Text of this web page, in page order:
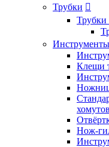
Трубки 
Инструменты
Клещи
хомутов
Нож-